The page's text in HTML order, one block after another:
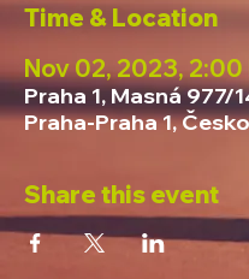
Time & Location
Nov 02, 2023, 2:00
Praha 1, Masná 977/
Praha-Praha 1, Česko
Share this event